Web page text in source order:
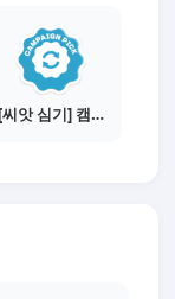
[씨앗 심기] 캠페인 선택하기 - PICK 1개